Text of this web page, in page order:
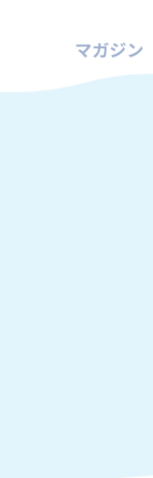
マガジン